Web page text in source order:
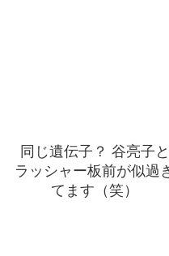
同じ遺伝子？ 谷亮子と
ラッシャー板前が似過
てます（笑）